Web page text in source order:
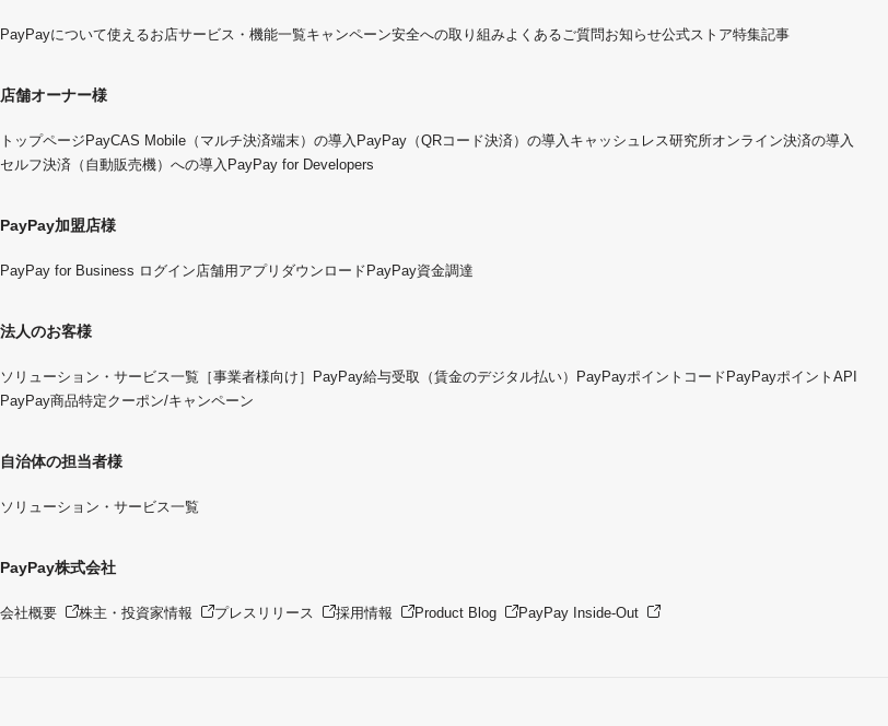
PayPayについて使えるお店サービス・機能一覧キャンペーン安全への取り組みよくあるご質問お知らせ公式ストア特集記事
店舗オーナー様
トップページ PayCAS Mobile（マルチ決済端末）の導入 PayPay（QRコード決済）の導入 キャッシュレス研究所オンライン決済の導入
セルフ決済（自動販売機）への導入 PayPay for Developers
PayPay加盟店様
PayPay for Business ログイン店舗用アプリダウンロード PayPay資金調達
法人のお客様
ソリューション・サービス一覧 ［事業者様向け］PayPay給与受取（賃金のデジタル払い） PayPayポイントコード PayPayポイントAPI
PayPay商品特定クーポン/キャンペーン
自治体の担当者様
ソリューション・サービス一覧
PayPay株式会社
会社概要 株主・投資家情報 プレスリリース 採用情報 Product Blog PayPay Inside-Out